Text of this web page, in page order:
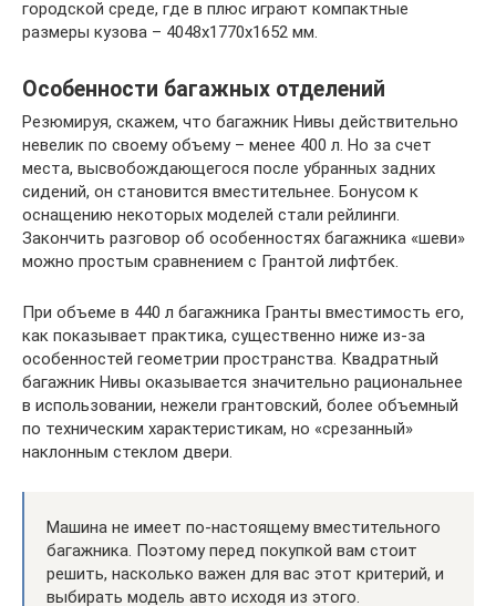
городской среде, где в плюс играют компактные
размеры кузова – 4048х1770х1652 мм.
Особенности багажных отделений
Резюмируя, скажем, что багажник Нивы действительно
невелик по своему объему – менее 400 л. Но за счет
места, высвобождающегося после убранных задних
сидений, он становится вместительнее. Бонусом к
оснащению некоторых моделей стали рейлинги.
Закончить разговор об особенностях багажника «шеви»
можно простым сравнением с Грантой лифтбек.
При объеме в 440 л багажника Гранты вместимость его,
как показывает практика, существенно ниже из-за
особенностей геометрии пространства. Квадратный
багажник Нивы оказывается значительно рациональнее
в использовании, нежели грантовский, более объемный
по техническим характеристикам, но «срезанный»
наклонным стеклом двери.
Машина не имеет по-настоящему вместительного
багажника. Поэтому перед покупкой вам стоит
решить, насколько важен для вас этот критерий, и
выбирать модель авто исходя из этого.